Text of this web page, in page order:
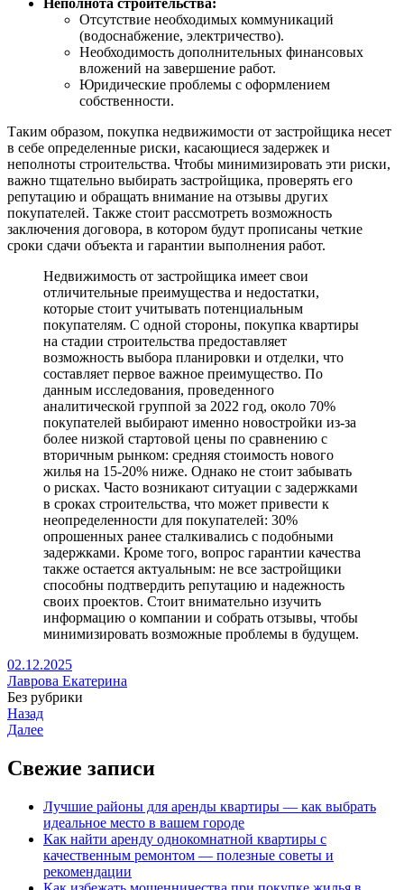
Неполнота строительства:
Отсутствие необходимых коммуникаций
(водоснабжение, электричество).
Необходимость дополнительных финансовых
вложений на завершение работ.
Юридические проблемы с оформлением
собственности.
Таким образом, покупка недвижимости от застройщика несет
в себе определенные риски, касающиеся задержек и
неполноты строительства. Чтобы минимизировать эти риски,
важно тщательно выбирать застройщика, проверять его
репутацию и обращать внимание на отзывы других
покупателей. Также стоит рассмотреть возможность
заключения договора, в котором будут прописаны четкие
сроки сдачи объекта и гарантии выполнения работ.
Недвижимость от застройщика имеет свои
отличительные преимущества и недостатки,
которые стоит учитывать потенциальным
покупателям. С одной стороны, покупка квартиры
на стадии строительства предоставляет
возможность выбора планировки и отделки, что
составляет первое важное преимущество. По
данным исследования, проведенного
аналитической группой за 2022 год, около 70%
покупателей выбирают именно новостройки из-за
более низкой стартовой цены по сравнению с
вторичным рынком: средняя стоимость нового
жилья на 15-20% ниже. Однако не стоит забывать
о рисках. Часто возникают ситуации с задержками
в сроках строительства, что может привести к
неопределенности для покупателей: 30%
опрошенных ранее сталкивались с подобными
задержками. Кроме того, вопрос гарантии качества
также остается актуальным: не все застройщики
способны подтвердить репутацию и надежность
своих проектов. Стоит внимательно изучить
информацию о компании и собрать отзывы, чтобы
минимизировать возможные проблемы в будущем.
02.12.2025
Лаврова Екатерина
Без рубрики
Назад
Далее
Свежие записи
Лучшие районы для аренды квартиры — как выбрать
идеальное место в вашем городе
Как найти аренду однокомнатной квартиры с
качественным ремонтом — полезные советы и
рекомендации